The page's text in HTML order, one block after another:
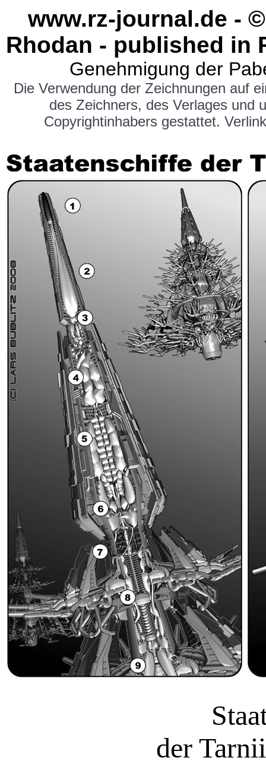
www.rz-journal.de -
Rhodan - published in
Genehmigung der
Die Verwendung der Zeichnungen auf
des Zeichners, des Verlages und
Copyrightinhabers gestattet.
der